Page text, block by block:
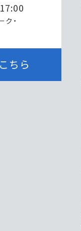
ク・
ちら